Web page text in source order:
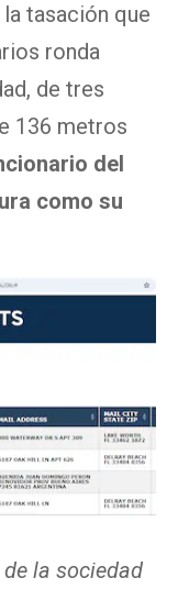
tasación que
ronda
de tres
136 metros
del
como su
la sociedad